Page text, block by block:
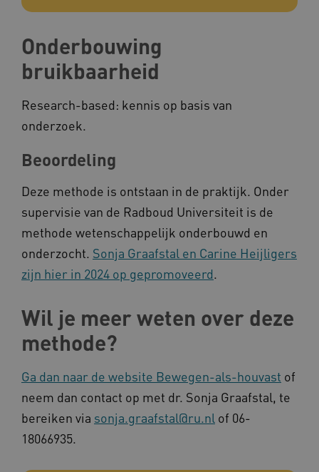
Onderbouwing
bruikbaarheid
Research-based: kennis op basis van
onderzoek.
Beoordeling
Deze methode is ontstaan in de praktijk. Onder
supervisie van de Radboud Universiteit is de
methode wetenschappelijk onderbouwd en
onderzocht. Sonja Graafstal en Carine Heijligers
zijn hier in 2024 op gepromoveerd.
Wil je meer weten over deze
methode?
Ga dan naar de website Bewegen-als-houvast of
neem dan contact op met dr. Sonja Graafstal, te
bereiken via sonja.graafstal@ru.nl of 06-
18066935.
_ga_G3VHK6CSBS
Vimeo.com Inc.
.vimeo.com
YSC
Google LLC